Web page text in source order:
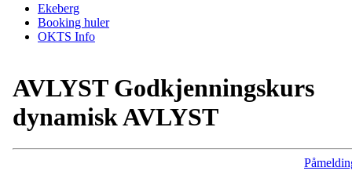
Ekeberg
Booking huler
OKTS Info
AVLYST Godkjenningskurs
dynamisk AVLYST